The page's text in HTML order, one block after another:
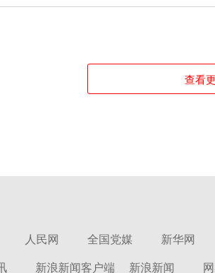
查看
人民网 全国党媒 新华网
新浪新闻客户端 新浪新闻